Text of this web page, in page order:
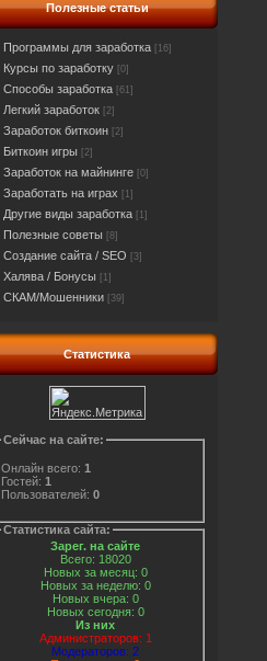
Полезные статьи
Программы для заработка [16]
Курсы по заработку [0]
Способы заработка [61]
Легкий заработок [2]
Заработок биткоин [2]
Биткоин игры [2]
Заработок на майнинге [0]
Заработать на играх [1]
Другие виды заработка [1]
Полезные советы [8]
Создание сайта / SEO [3]
Халява / Бонусы [1]
СКАМ/Мошенники [39]
Статистика
Сейчас на сайте:
Онлайн всего: 1
Гостей: 1
Пользователей: 0
Статистика сайта:
Зарег. на сайте
Всего: 18020
Новых за месяц: 0
Новых за неделю: 0
Новых вчера: 0
Новых сегодня: 0
Из них
Администраторов: 1
Модераторов: 2